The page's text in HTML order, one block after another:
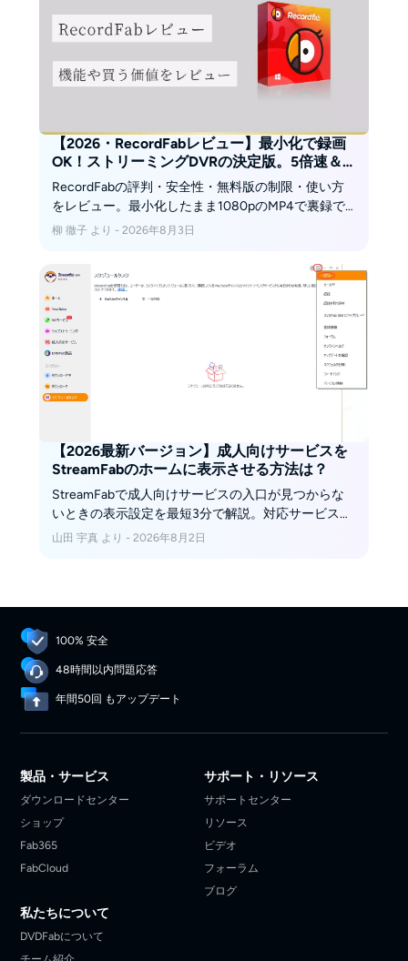
【2026・RecordFabレビュー】最小化で録画
OK！ストリーミングDVRの決定版。5倍速＆
1080p対応で効率保存！
RecordFabの評判・安全性・無料版の制限・使い方
をレビュー。最小化したまま1080pのMP4で裏録で
きる録画ソフトの実力を、実使用をもとに検証しま
柳 徹子 より - 2026年8月3日
【2026最新バージョン】成人向けサービスを
StreamFabのホームに表示させる方法は？
StreamFabで成人向けサービスの入口が見つからな
いときの表示設定を最短3分で解説。対応サービスと
画質の目安、missav・njavの保存の流れ、保存でき
山田 宇真 より - 2026年8月2日
100% 安全
48時間以内問題応答
年間50回 もアップデート
製品・サービス
ダウンロードセンター
ショップ
Fab365
FabCloud
サポート・リソース
サポートセンター
リソース
ビデオ
フォーラム
ブログ
私たちについて
DVDFabについて
チーム紹介